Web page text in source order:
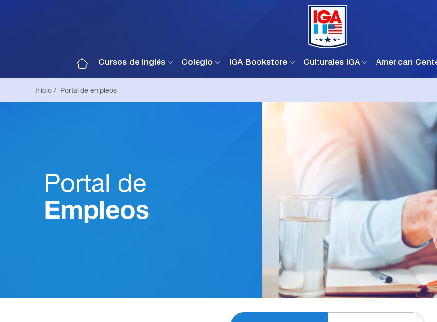
Cursos de inglés Colegio IGA Bookstore Culturales IGA American
Inicio / Portal de empleos
Portal de
Empleos